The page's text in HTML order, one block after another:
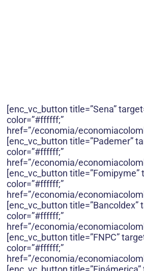
[enc_vc_button title=”Sena”
color=”#ffffff;”
href=”/economia/
[enc_vc_button title=”Pademer”
color=”#ffffff;”
href=”/economia/
[enc_vc_button title=”Fomipyme”
color=”#ffffff;”
href=”/economia/
[enc_vc_button title=”Bancoldex”
color=”#ffffff;”
href=”/economia/
[enc_vc_button title=”FNPC”
color=”#ffffff;”
href=”/economia/